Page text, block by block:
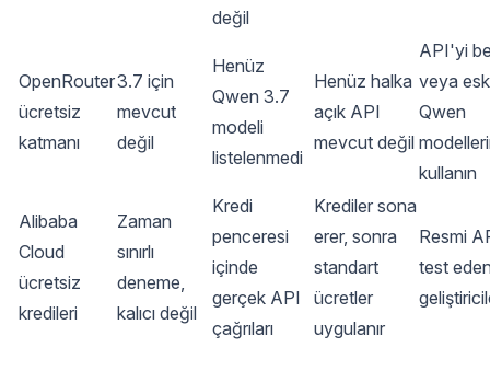
değil
OpenRouter
ücretsiz
katmanı
3.7 için
mevcut
değil
Henüz
Qwen 3.7
modeli
listelenmedi
Henüz halka
açık API
mevcut değil
API'yi
veya
Qwen
kullanın
Alibaba
Cloud
ücretsiz
kredileri
Zaman
sınırlı
deneme,
kalıcı değil
Kredi
penceresi
içinde
gerçek API
çağrıları
Krediler sona
erer, sonra
standart
ücretler
uygulanır
Resmi
test